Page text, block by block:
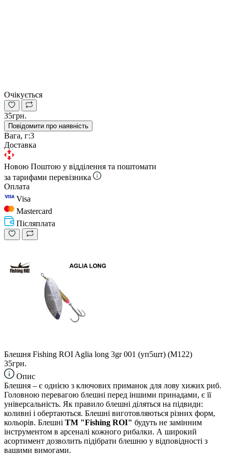
Очікується
35грн.
Повідомити про наявність
Вага, г:3
Доставка
Новою Поштою у відділення та поштомати
за тарифами перевізника
Оплата
Visa
Mastercard
Післяплата
Блешня Fishing ROI Aglia long 3gr 001 (уп5шт) (M122)
35грн.
Опис
Блешня – є однією з ключових приманок для лову хижих риб.
Головною перевагою блешні перед іншими принадами, є її
універсальність. Як правило блешні діляться на підвиди:
коливні і обертаються. Блешні виготовляються різних форм,
кольорів. Блешні TM "Fishing ROI" будуть не замінним
інструментом в арсеналі кожного рибалки. А широкий
асортимент дозволить підібрати блешню у відповідності з
вашими вимогами.